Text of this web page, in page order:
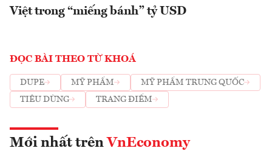
Việt trong “miếng bánh” tỷ USD
ĐỌC BÀI THEO TỪ KHOÁ
DUPE MỸ PHẨM
MỸ PHẨM TRUNG QUỐC
TIÊU DÙNG
TRANG ĐIỂM
Mới nhất trên VnEconomy